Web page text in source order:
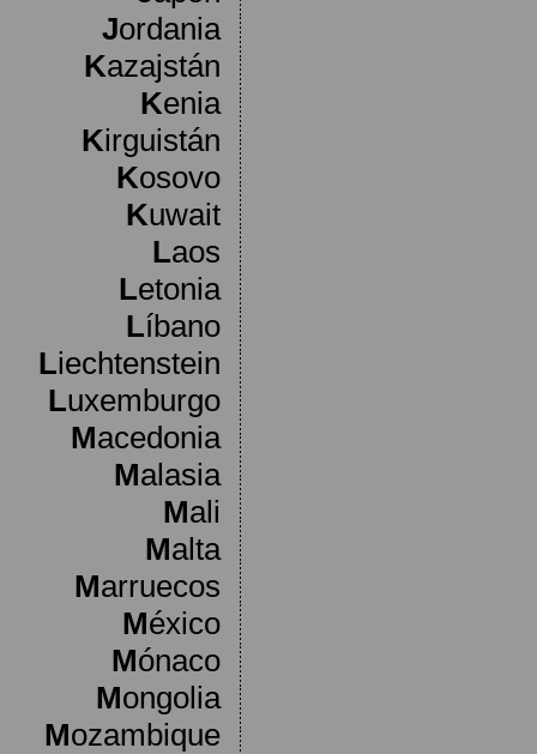
Jordania
Kazajstán
Kenia
Kirguistán
Kosovo
Kuwait
Laos
Letonia
Líbano
Liechtenstein
Luxemburgo
Macedonia
Malasia
Mali
Malta
Marruecos
México
Mónaco
Mongolia
Mozambique